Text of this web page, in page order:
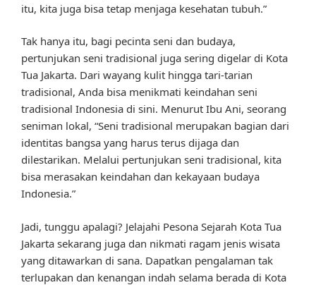
itu, kita juga bisa tetap menjaga kesehatan tubuh.”
Tak hanya itu, bagi pecinta seni dan budaya,
pertunjukan seni tradisional juga sering digelar di Kota
Tua Jakarta. Dari wayang kulit hingga tari-tarian
tradisional, Anda bisa menikmati keindahan seni
tradisional Indonesia di sini. Menurut Ibu Ani, seorang
seniman lokal, “Seni tradisional merupakan bagian dari
identitas bangsa yang harus terus dijaga dan
dilestarikan. Melalui pertunjukan seni tradisional, kita
bisa merasakan keindahan dan kekayaan budaya
Indonesia.”
Jadi, tunggu apalagi? Jelajahi Pesona Sejarah Kota Tua
Jakarta sekarang juga dan nikmati ragam jenis wisata
yang ditawarkan di sana. Dapatkan pengalaman tak
terlupakan dan kenangan indah selama berada di Kota